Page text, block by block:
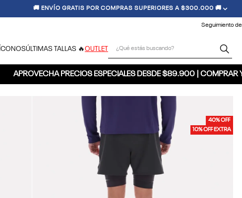
🚚 ENVÍO GRATIS POR COMPRAS SUPERIORES A $300.000 🚚
Seguimiento
ÍCONOSÚLTIMAS TALLAS 🔥OUTLET
APROVECHA PRECIOS ESPECIALES DESDE $89.900 | COMPRAR
40% OFF
10% OFF EXTRA